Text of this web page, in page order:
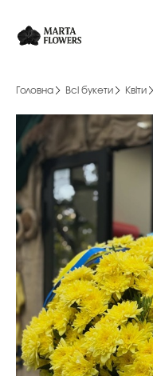
Головна Всі букети Квіти